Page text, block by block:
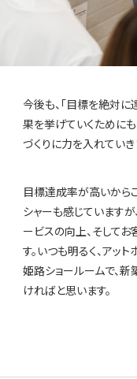
今後も、「目標を絶対に
果を挙げていくために
づくりに力を入れていき
目標達成率が高いから
シャーも感じています
ービスの向上、そして
す。いつも明るく、アッ
姫路ショールームで、
ければと思います。